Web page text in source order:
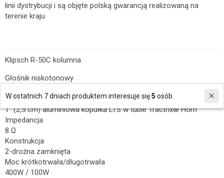
linii dystrybucji i są objęte polską gwarancją realizowaną na
terenie kraju
Klipsch R-50C kolumna
Głośnik niskotonowy
Głośnik wysokotonowy
1" (2,5 cm) aluminiowa kopułka LTS w tubie Tractrix® Horn
Impedancja
8 Ω
Konstrukcja
2-drożna zamknięta
Moc krótkotrwała/długotrwała
400W / 100W
W ostatnich 7 dniach produktem interesuje się5 osób.